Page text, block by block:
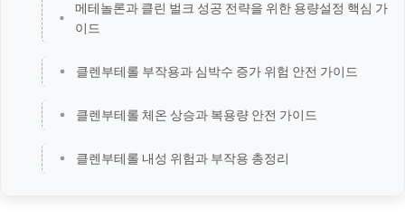
메테놀론과 클린 벌크 성공 전략을 위한 용량설정 핵심 가
이드
클렌부테롤 부작용과 심박수 증가 위험 안전 가이드
클렌부테롤 체온 상승과 복용량 안전 가이드
클렌부테롤 내성 위험과 부작용 총정리